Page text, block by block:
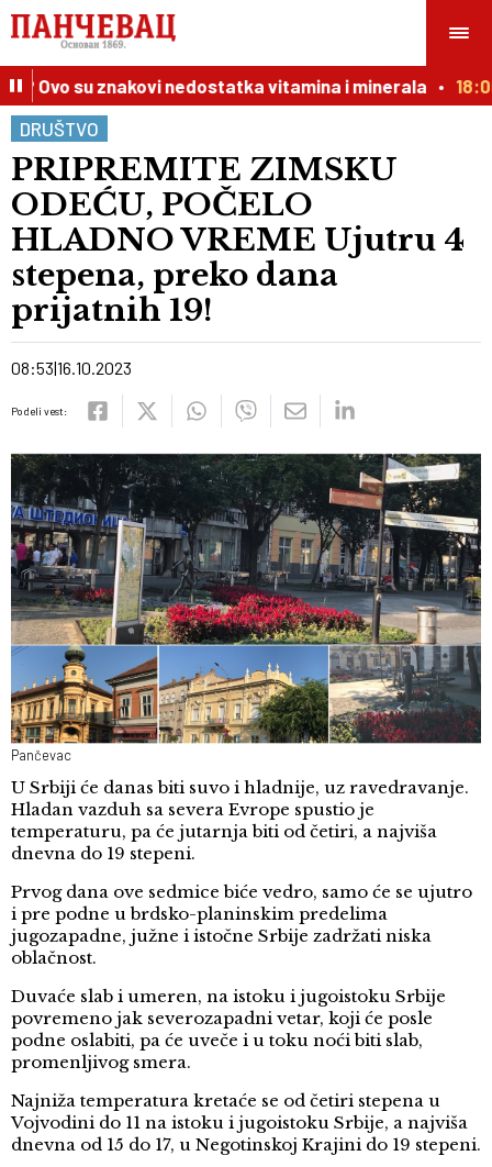
Ovo su znakovi nedostatka vitamina i minerala 18:00
DRUŠTVO
PRIPREMITE ZIMSKU
ODEĆU, POČELO
HLADNO VREME Ujutru 4
stepena, preko dana
prijatnih 19!
08:53 16.10.2023
Podeli vest:
Pančevac
U Srbiji će danas biti suvo i hladnije, uz ravedravanje.
Hladan vazduh sa severa Evrope spustio je
temperaturu, pa će jutarnja biti od četiri, a najviša
dnevna do 19 stepeni.
Prvog dana ove sedmice biće vedro, samo će se ujutro
i pre podne u brdsko-planinskim predelima
jugozapadne, južne i istočne Srbije zadržati niska
oblačnost.
Duvaće slab i umeren, na istoku i jugoistoku Srbije
povremeno jak severozapadni vetar, koji će posle
podne oslabiti, pa će uveče i u toku noći biti slab,
promenljivog smera.
Najniža temperatura kretaće se od četiri stepena u
Vojvodini do 11 na istoku i jugoistoku Srbije, a najviša
dnevna od 15 do 17, u Negotinskoj Krajini do 19 stepeni.